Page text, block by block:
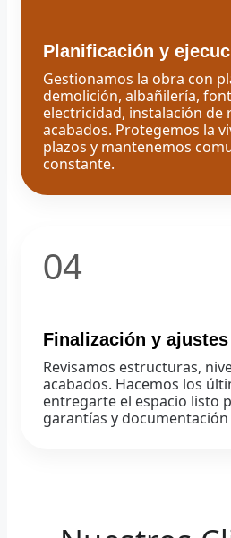
Planificación y
Gestionamos la obra con
demolición, albañilería,
electricidad, instalación de
acabados. Protegemos la
plazos y mantenemos
constante.
04
Finalización y
Revisamos estructuras,
acabados. Hacemos los
entregarte el espacio listo
garantías y